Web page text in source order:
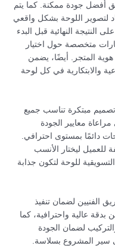
أفضل جودة ممكنة. كما يتم
لتصوير اللوحة بشكل واقعي
النتيجة النهائية قبل البدء
متخصصة حول اختيار
هوية المتجر. أيضًا، يضمن
والابتكارية في كل لوحة
مبتكرة تناسب جميع
معايير الجودة
دائمًا بمستوى احترافي.
للعميل ليختار الأنسب
للوحة لتكون جذابة
الفنيين لضمان تنفيذ
عالية واحترافية، كما
لضمان الجودة
سير المشروع بسلاسة.